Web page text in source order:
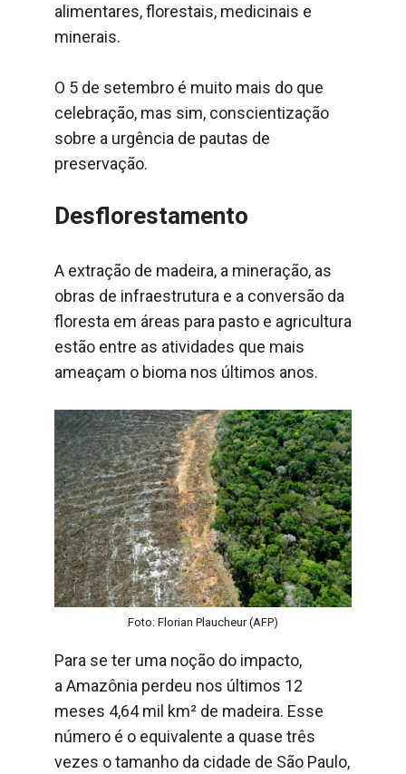
alimentares, florestais, medicinais e
minerais.
O 5 de setembro é muito mais do que
celebração, mas sim, conscientização
sobre a urgência de pautas de
preservação.
Desflorestamento
A extração de madeira, a mineração, as
obras de infraestrutura e a conversão da
floresta em áreas para pasto e agricultura
estão entre as atividades que mais
ameaçam o bioma nos últimos anos.
Foto: Florian Plaucheur (AFP)
Para se ter uma noção do impacto,
a Amazônia perdeu nos últimos 12
meses 4,64 mil km² de madeira. Esse
número é o equivalente a quase três
vezes o tamanho da cidade de São Paulo,